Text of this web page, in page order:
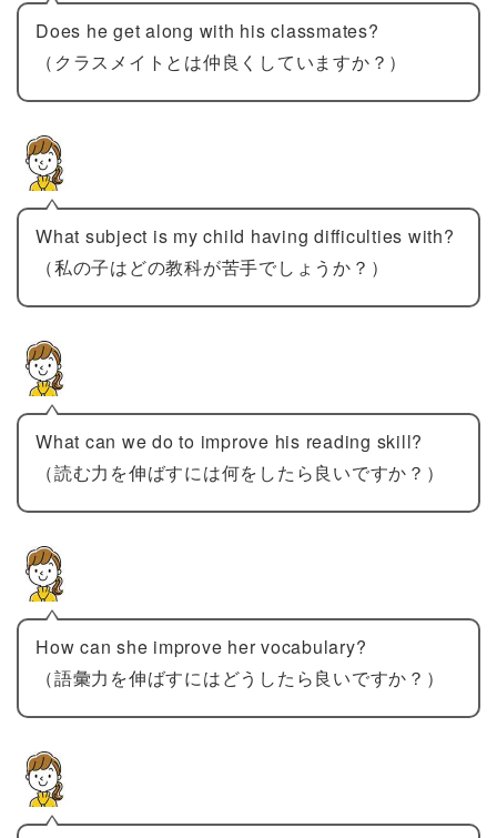
Does he get along with his classmates?
（クラスメイトとは仲良くしていますか？）
What subject is my child having difficulties with?
（私の子はどの教科が苦手でしょうか？）
What can we do to improve his reading skill?
（読む力を伸ばすには何をしたら良いですか？）
How can she improve her vocabulary?
（語彙力を伸ばすにはどうしたら良いですか？）